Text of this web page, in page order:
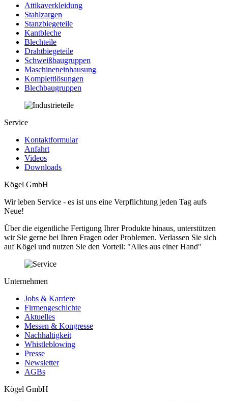
Attikaverkleidung
Stahlzargen
Stanzbiegeteile
Kantbleche
Blechteile
Drahtbiegeteile
Schweißbaugruppen
Maschineneinhausung
Komplettlösungen
Blechbaugruppen
Service
Kontaktformular
Anfahrt
Videos
Downloads
Kögel GmbH
Wir leben Service - es ist uns eine Verpflichtung jeden Tag aufs
Neue!
Über die eigentliche Fertigung Ihrer Produkte hinaus, unterstützen
wir Sie gerne bei Ihren Fragen oder Problemen. Verlassen Sie sich
auf Kögel und nutzen Sie den Vorteil: "Alles aus einer Hand"
Unternehmen
Jobs & Karriere
Firmengeschichte
Aktuelles
Messen & Kongresse
Nachhaltigkeit
Whistleblowing
Presse
Newsletter
AGBs
Kögel GmbH